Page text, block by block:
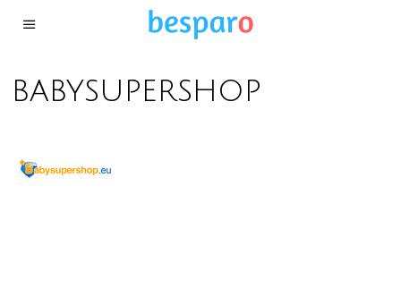
babysupershop